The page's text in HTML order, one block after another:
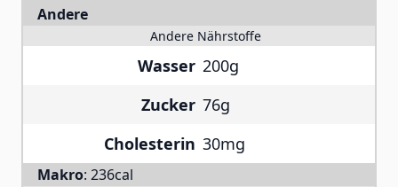
Andere
Andere Nährstoffe
Wasser 200g
Zucker 76g
Cholesterin 30mg
Makro: 236cal